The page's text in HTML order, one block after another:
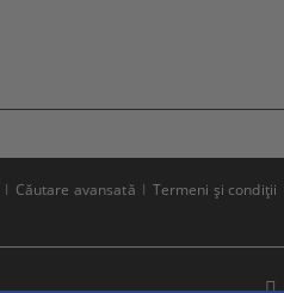
Căutare avansată Termeni şi condiţii